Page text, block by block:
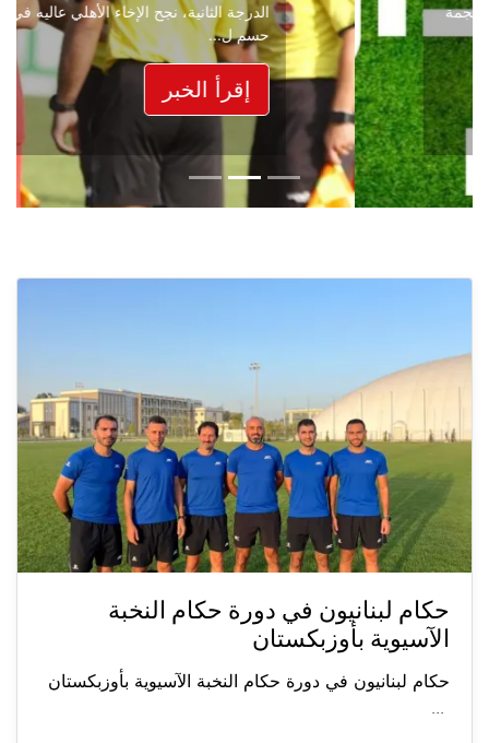
الدرجة الثانية، نجح الإخاء الأهلي عاليه في
حسم ل...
إقرأ الخبر
حكام لبنانيون في دورة حكام النخبة
الآسيوية بأوزبكستان
حكام لبنانيون في دورة حكام النخبة الآسيوية بأوزبكستان
...